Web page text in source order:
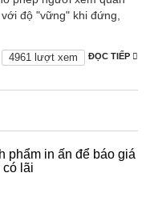
độ "vững" khi đứng,
ĐỌC TIẾP
4961 lượt xem
phẩm in ấn để báo giá
có lãi